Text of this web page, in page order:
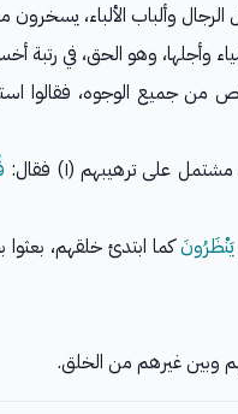
وألباب الألباء، يسخرون
وأجلها، وهو الحق، في رتبة
جميع الوجوه، فقالوا
على ترهيبهم (١) فقال:
يَنْظَرُونَكما ابتدئ خلقهم،
وبين غيرهم من الخلق.